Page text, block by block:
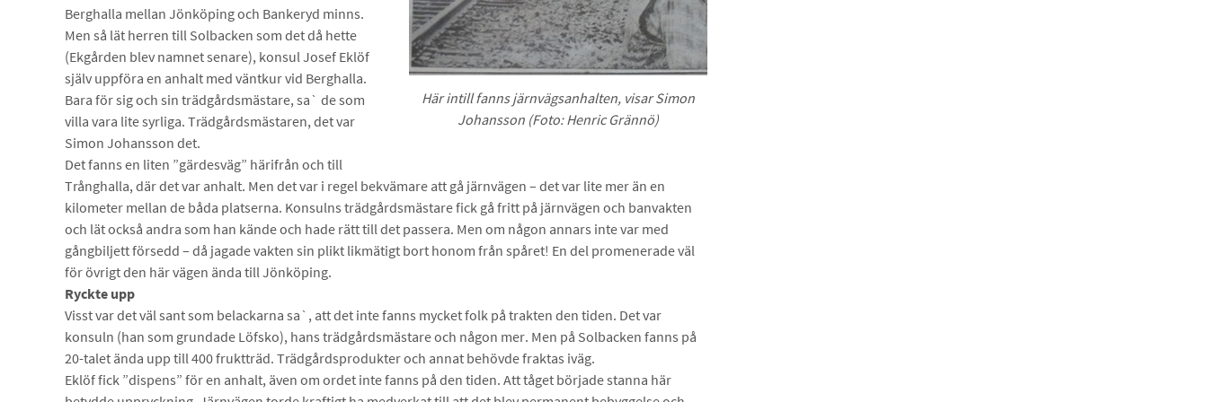
Här intill fanns järnvägsanhalten, visar Simon
Johansson (Foto: Henric Grännö)
Berghalla mellan Jönköping och Bankeryd minns.
Men så lät herren till Solbacken som det då hette
(Ekgården blev namnet senare), konsul Josef Eklöf
själv uppföra en anhalt med väntkur vid Berghalla.
Bara för sig och sin trädgårdsmästare, sa` de som
villa vara lite syrliga. Trädgårdsmästaren, det var
Simon Johansson det.
Det fanns en liten ”gärdesväg” härifrån och till
Trånghalla, där det var anhalt. Men det var i regel bekvämare att gå järnvägen – det var lite mer än en
kilometer mellan de båda platserna. Konsulns trädgårdsmästare fick gå fritt på järnvägen och banvakten
och lät också andra som han kände och hade rätt till det passera. Men om någon annars inte var med
gångbiljett försedd – då jagade vakten sin plikt likmätigt bort honom från spåret! En del promenerade väl
för övrigt den här vägen ända till Jönköping.
Ryckte upp
Visst var det väl sant som belackarna sa`, att det inte fanns mycket folk på trakten den tiden. Det var
konsuln (han som grundade Löfsko), hans trädgårdsmästare och någon mer. Men på Solbacken fanns på
20-talet ända upp till 400 fruktträd. Trädgårdsprodukter och annat behövde fraktas iväg.
Eklöf fick ”dispens” för en anhalt, även om ordet inte fanns på den tiden. Att tåget började stanna här